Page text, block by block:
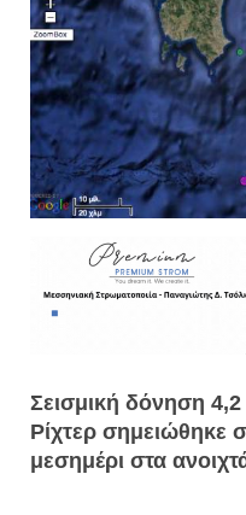
Σεισμική δόνηση
Ρίχτερ σημειώθηκε
μεσημέρι στα